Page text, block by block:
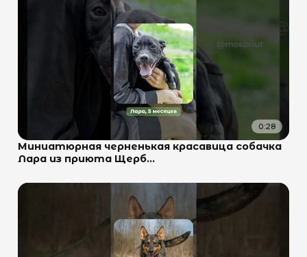
0:28
Миниатюрная черненькая красавица собачка
Лара из приюта Щерб...